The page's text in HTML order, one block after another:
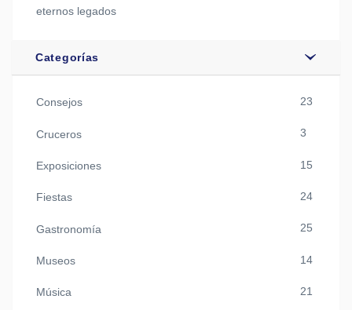
eternos legados
Categorías
Consejos 23
Cruceros 3
Exposiciones 15
Fiestas 24
Gastronomía 25
Museos 14
Música 21